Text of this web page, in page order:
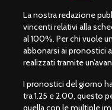
La nostra redazione
vincenti relativi alla
al 100%. Per chi vuole
abbonarsi ai pronostici
realizzati tramite
I pronostici del giorno
tra 1.25 e 2.00, questo
quella con le multiple